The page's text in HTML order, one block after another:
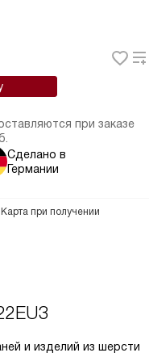
при заказе
Сделано в
Германии
Карта при получении
и изделий из шерсти